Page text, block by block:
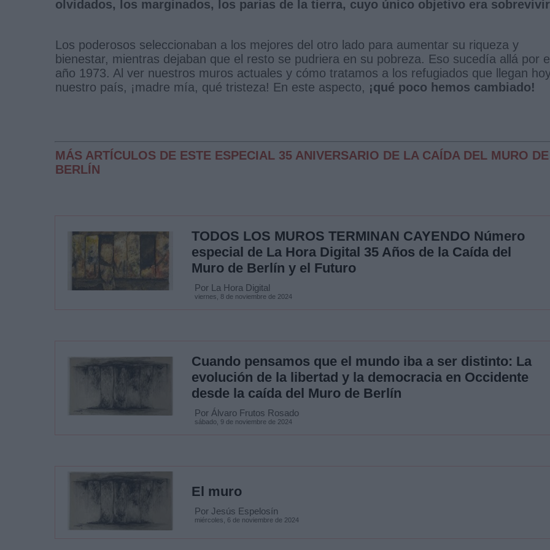
olvidados, los marginados, los parias de la tierra, cuyo único objetivo era
Los poderosos seleccionaban a los mejores del otro lado para aumentar su riqueza y
bienestar, mientras dejaban que el resto se pudriera en su pobreza. Eso sucedía allá por
año 1973. Al ver nuestros muros actuales y cómo tratamos a los refugiados que llegan
nuestro país, ¡madre mía, qué tristeza! En este aspecto, ¡qué poco hemos cambiado!
MÁS ARTÍCULOS DE ESTE ESPECIAL 35 ANIVERSARIO DE LA CAÍDA DEL MURO DE
BERLÍN
TODOS LOS MUROS TERMINAN CAYENDO Número
especial de La Hora Digital 35 Años de la Caída del
Muro de Berlín y el Futuro
Por La Hora Digital
viernes, 8 de noviembre de 2024
Cuando pensamos que el mundo iba a ser distinto: La
evolución de la libertad y la democracia en Occidente
desde la caída del Muro de Berlín
Por Álvaro Frutos Rosado
sábado, 9 de noviembre de 2024
El muro
Por Jesús Espelosín
miércoles, 6 de noviembre de 2024